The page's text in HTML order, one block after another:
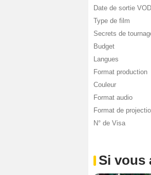
Date de sortie VOD
Type de film
Secrets de
Budget
Langues
Format production
Couleur
Format audio
Format de
N° de Visa
Si vous